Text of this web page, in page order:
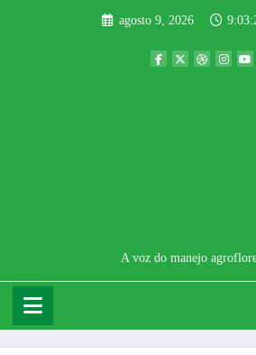
agosto 9, 2026
A voz do manejo